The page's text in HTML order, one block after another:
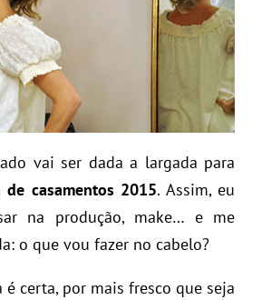
vai ser dada a largada para
de casamentos 2015. Assim, eu
na produção, make… e me
o que vou fazer no cabelo?
é certa, por mais fresco que seja